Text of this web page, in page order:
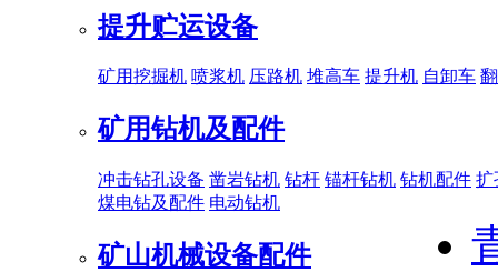
提升贮运设备
矿用挖掘机 喷浆机 压路机 堆高车 提升机 自卸车
矿用钻机及配件
冲击钻孔设备 凿岩钻机 钻杆 锚杆钻机 钻机配件 扩
煤电钻及配件 电动钻机
矿山机械设备配件